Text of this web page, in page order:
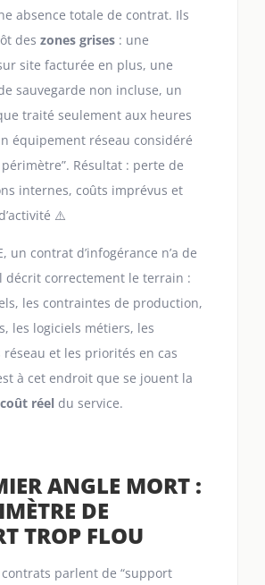
absence totale de contrat. Ils
des zones grises : une
site facturée en plus, une
sauvegarde non incluse, un
traité seulement aux heures
équipement réseau considéré
Résultat : perte de
internes, coûts imprévus et
⚠️
un contrat d’infogérance n’a de
décrit correctement le terrain :
les contraintes de production,
les logiciels métiers, les
réseau et les priorités en cas
à cet endroit que se jouent la
coût réel du service.
ANGLE MORT :
DE
TROP FLOU
parlent de “support